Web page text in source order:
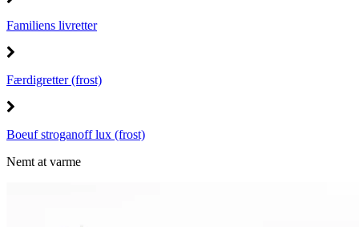
Familiens livretter
Færdigretter (frost)
Boeuf stroganoff lux (frost)
Nemt at varme